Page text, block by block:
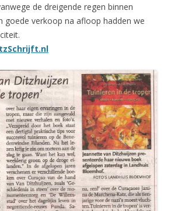
de dreigende regen binnen
goede verkoop na afloop hadden we